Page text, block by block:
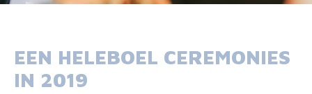
EEN HELEBOEL CEREMONIES
IN 2019